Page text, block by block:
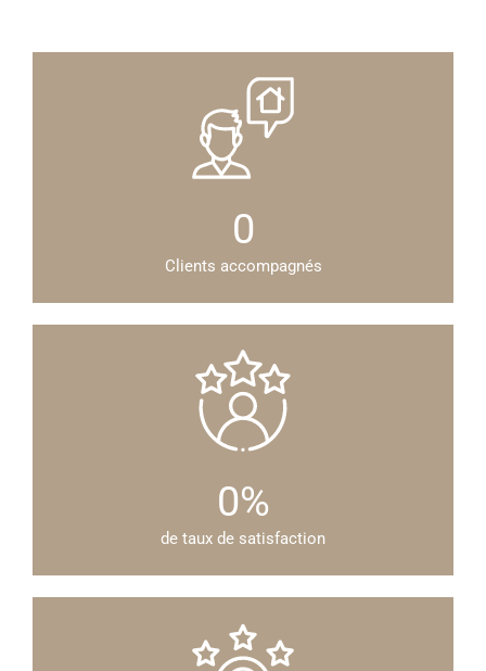
0
Clients accompagnés
0%
de taux de satisfaction